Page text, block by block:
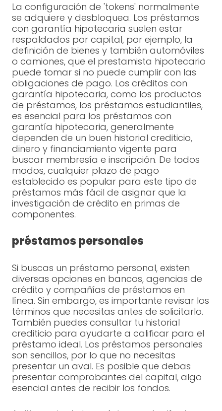
La configuración de 'tokens' normalmente
se adquiere y desbloquea. Los préstamos
con garantía hipotecaria suelen estar
respaldados por capital, por ejemplo, la
definición de bienes y también automóviles
o camiones, que el prestamista hipotecario
puede tomar si no puede cumplir con las
obligaciones de pago. Los créditos con
garantía hipotecaria, como los productos
de préstamos, los préstamos estudiantiles,
es esencial para los préstamos con
garantía hipotecaria, generalmente
dependen de un buen historial crediticio,
dinero y financiamiento vigente para
buscar membresía e inscripción. De todos
modos, cualquier plazo de pago
establecido es popular para este tipo de
préstamos más fácil de asignar que la
investigación de crédito en primas de
componentes.
préstamos personales
Si buscas un préstamo personal, existen
diversas opciones en bancos, agencias de
crédito y compañías de préstamos en
línea. Sin embargo, es importante revisar los
términos que necesitas antes de solicitarlo.
También puedes consultar tu historial
crediticio para ayudarte a calificar para el
préstamo ideal. Los préstamos personales
son sencillos, por lo que no necesitas
presentar un aval. Es posible que debas
presentar comprobantes del capital, algo
esencial antes de recibir los fondos.